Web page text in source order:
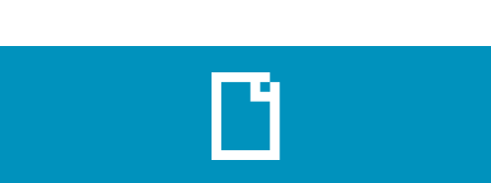
Réaliser un diagnostic de la présence digitale
de l’entreprise
Elaborer une stratégie marketing digitale
Piloter l’ensemble des campagnes publicitaires